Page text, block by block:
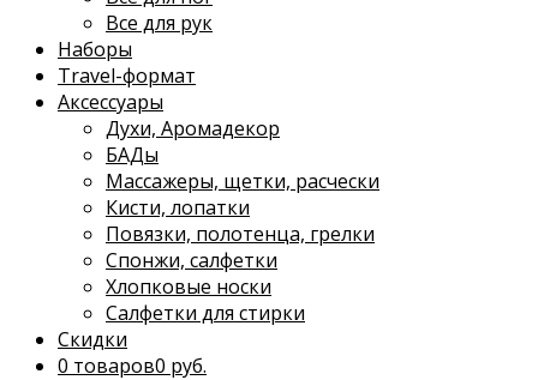
Все для рук
Наборы
Travel-формат
Аксессуары
Духи, Аромадекор
БАДы
Массажеры, щетки, расчески
Кисти, лопатки
Повязки, полотенца, грелки
Спонжи, салфетки
Хлопковые носки
Салфетки для стирки
Скидки
0 товаров0 руб.